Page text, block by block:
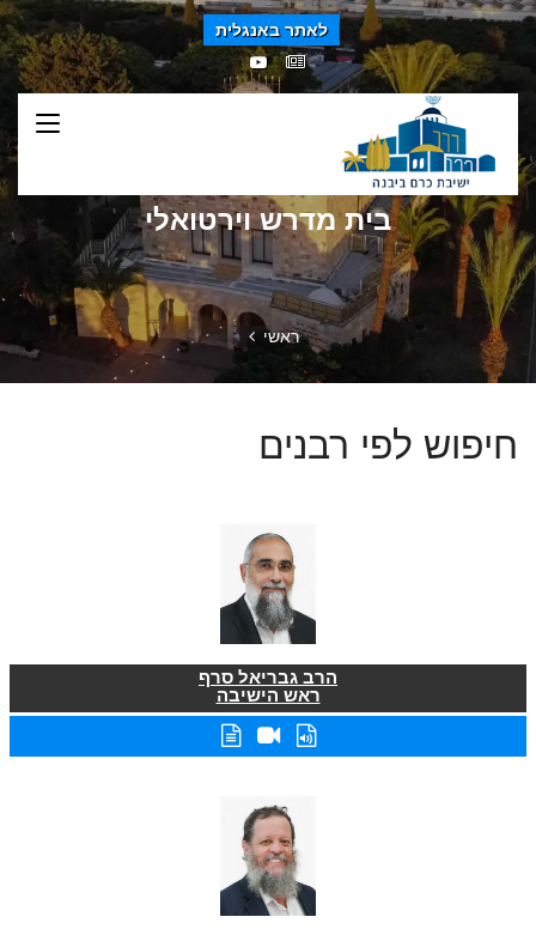
לאתר באנגלית
בית מדרש וירטואלי
ראשי
חיפוש לפי רבנים
הרב גבריאל סרף
ראש הישיבה